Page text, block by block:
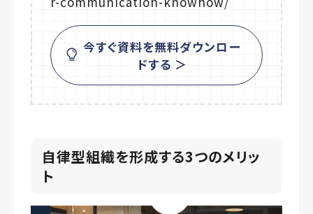
今すぐ資料を無料ダウンロー
ドする ＞
自律型組織を形成する3つのメリッ
ト